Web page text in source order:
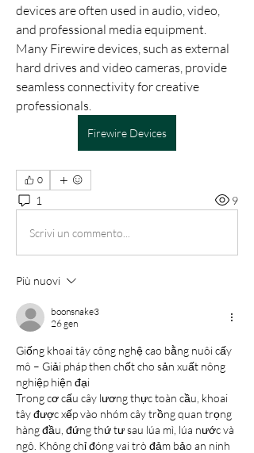
devices are often used in audio, video,
and professional media equipment.
Many Firewire devices, such as external
hard drives and video cameras, provide
seamless connectivity for creative
professionals.
Firewire Devices
0
1 9
Scrivi un commento...
Più nuovi
boonsnake3
26 gen
Giống khoai tây công nghệ cao bằng nuôi cấy
mô – Giải pháp then chốt cho sản xuất nông
nghiệp hiện đại
Trong cơ cấu cây lương thực toàn cầu, khoai
tây được xếp vào nhóm cây trồng quan trọng
hàng đầu, đứng thứ tư sau lúa mì, lúa nước và
ngô. Không chỉ đóng vai trò đảm bảo an ninh